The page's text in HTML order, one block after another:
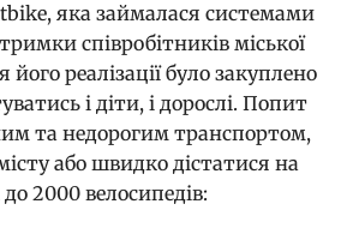
яка займалася системами
співробітників міської
реалізації було закуплено
і діти, і дорослі. Попит
та недорогим транспортом,
або швидко дістатися на
2000 велосипедів: